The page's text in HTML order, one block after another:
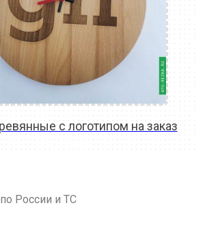
с логотипом на заказ
READ MORE
России и ТС